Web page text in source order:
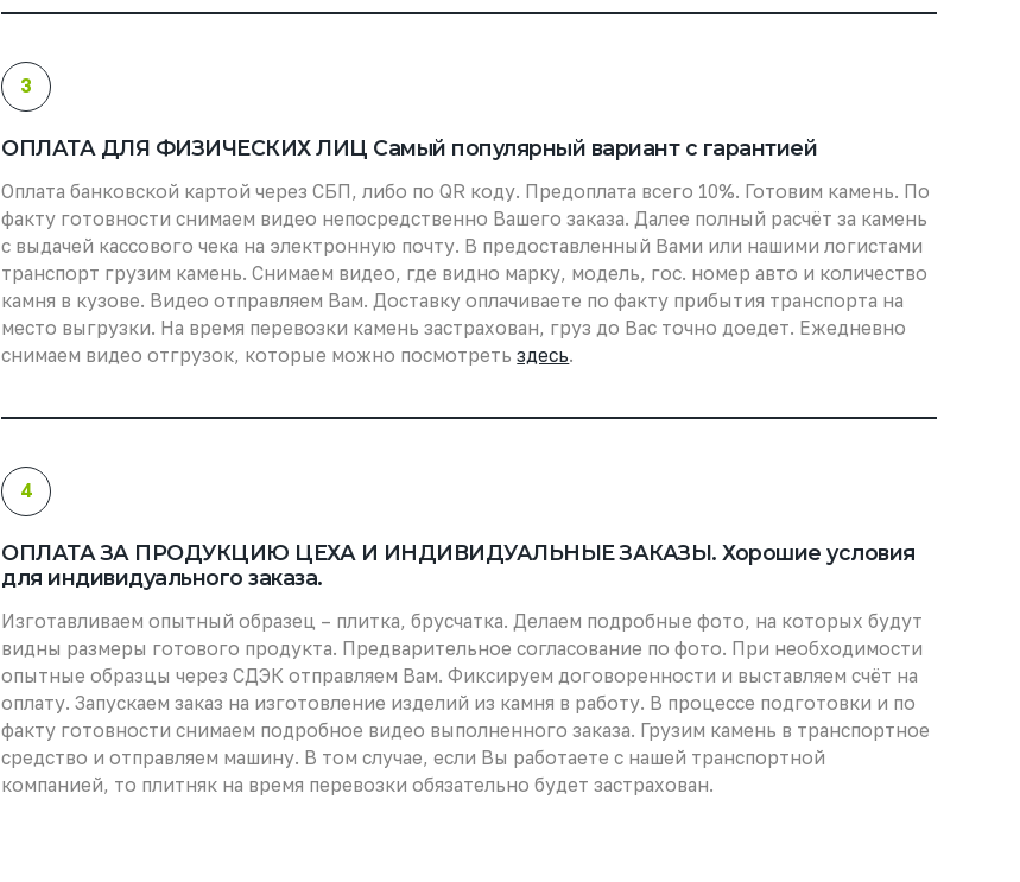
3
ОПЛАТА ДЛЯ ФИЗИЧЕСКИХ ЛИЦ Самый популярный вариант с гарантией
Оплата банковской картой через СБП, либо по QR коду. Предоплата всего 10%. Готовим камень. По
факту готовности снимаем видео непосредственно Вашего заказа. Далее полный расчёт за камень
с выдачей кассового чека на электронную почту. В предоставленный Вами или нашими логистами
транспорт грузим камень. Снимаем видео, где видно марку, модель, гос. номер авто и количество
камня в кузове. Видео отправляем Вам. Доставку оплачиваете по факту прибытия транспорта на
место выгрузки. На время перевозки камень застрахован, груз до Вас точно доедет. Ежедневно
снимаем видео отгрузок, которые можно посмотретьздесь.
4
ОПЛАТА ЗА ПРОДУКЦИЮ ЦЕХА И ИНДИВИДУАЛЬНЫЕ ЗАКАЗЫ. Хорошие условия
для индивидуального заказа.
Изготавливаем опытный образец – плитка, брусчатка. Делаем подробные фото, на которых будут
видны размеры готового продукта. Предварительное согласование по фото. При необходимости
опытные образцы через СДЭК отправляем Вам. Фиксируем договоренности и выставляем счёт на
оплату. Запускаем заказ на изготовление изделий из камня в работу. В процессе подготовки и по
факту готовности снимаем подробное видео выполненного заказа. Грузим камень в транспортное
средство и отправляем машину. В том случае, если Вы работаете с нашей транспортной
компанией, то плитняк на время перевозки обязательно будет застрахован.